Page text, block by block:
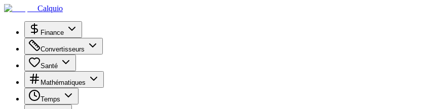
Calquio
Finance
Convertisseurs
Santé
Mathématiques
Temps